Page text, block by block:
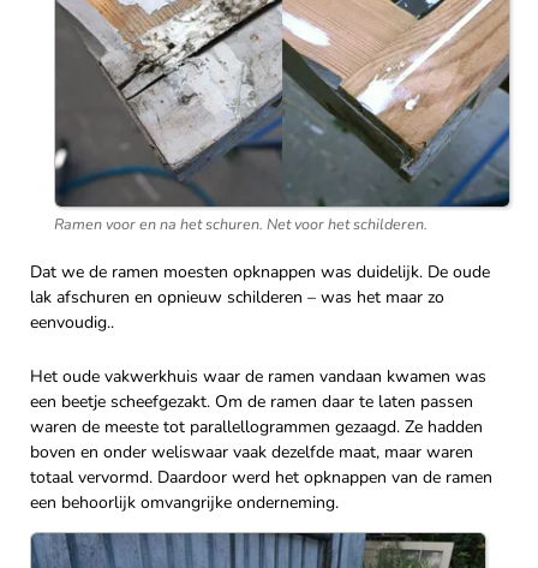
Ramen voor en na het schuren. Net voor het schilderen.
Dat we de ramen moesten opknappen was duidelijk. De oude
lak afschuren en opnieuw schilderen – was het maar zo
eenvoudig..
Het oude vakwerkhuis waar de ramen vandaan kwamen was
een beetje scheefgezakt. Om de ramen daar te laten passen
waren de meeste tot parallellogrammen gezaagd. Ze hadden
boven en onder weliswaar vaak dezelfde maat, maar waren
totaal vervormd. Daardoor werd het opknappen van de ramen
een behoorlijk omvangrijke onderneming.